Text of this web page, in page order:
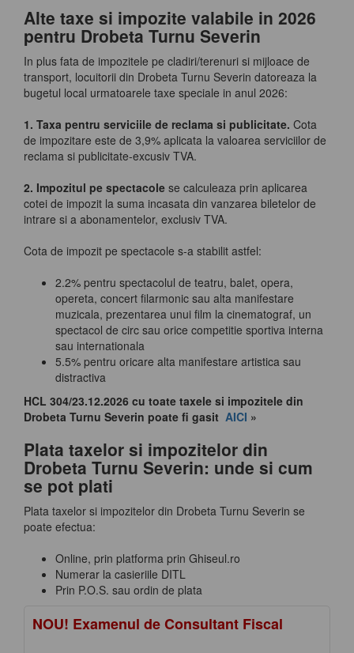
Alte taxe si impozite valabile in 2026
pentru Drobeta Turnu Severin
In plus fata de impozitele pe cladiri/terenuri si mijloace de
transport, locuitorii din Drobeta Turnu Severin datoreaza la
bugetul local urmatoarele taxe speciale in anul 2026:
1. Taxa pentru serviciile de reclama si publicitate. Cota
de impozitare este de 3,9% aplicata la valoarea serviciilor de
reclama si publicitate-excusiv TVA.
2. Impozitul pe spectacole se calculeaza prin aplicarea
cotei de impozit la suma incasata din vanzarea biletelor de
intrare si a abonamentelor, exclusiv TVA.
Cota de impozit pe spectacole s-a stabilit astfel:
2.2% pentru spectacolul de teatru, balet, opera,
opereta, concert filarmonic sau alta manifestare
muzicala, prezentarea unui film la cinematograf, un
spectacol de circ sau orice competitie sportiva interna
sau internationala
5.5% pentru oricare alta manifestare artistica sau
distractiva
HCL 304/23.12.2026 cu toate taxele si impozitele din
Drobeta Turnu Severin poate fi gasit AICI »
Plata taxelor si impozitelor din
Drobeta Turnu Severin: unde si cum
se pot plati
Plata taxelor si impozitelor din Drobeta Turnu Severin se
poate efectua:
Online, prin platforma prin Ghiseul.ro
Numerar la casieriile DITL
Prin P.O.S. sau ordin de plata
NOU! Examenul de Consultant Fiscal